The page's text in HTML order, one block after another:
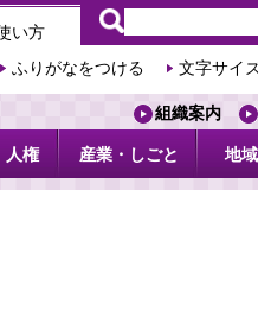
い方
ふりがなをつける 文字サイ
組織案内
人権 産業・しごと 地